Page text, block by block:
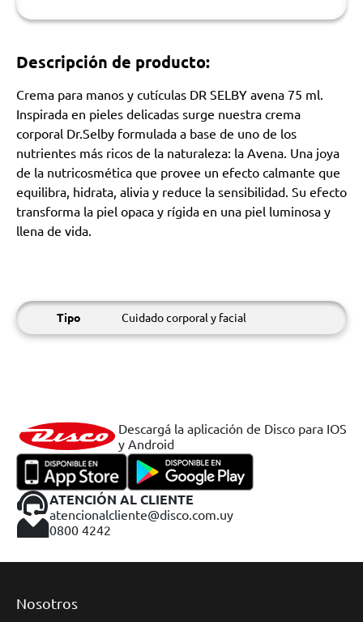
Descripción de producto:
Crema para manos y cutículas DR SELBY avena 75 ml.
Inspirada en pieles delicadas surge nuestra crema
corporal Dr.Selby formulada a base de uno de los
nutrientes más ricos de la naturaleza: la Avena. Una joya
de la nutricosmética que provee un efecto calmante que
equilibra, hidrata, alivia y reduce la sensibilidad. Su efecto
transforma la piel opaca y rígida en una piel luminosa y
llena de vida.
Tipo Cuidado corporal y facial
Descargá la aplicación de Disco para IOS
y Android
ATENCIÓN AL CLIENTE
atencionalcliente@disco.com.uy
0800 4242
Nosotros